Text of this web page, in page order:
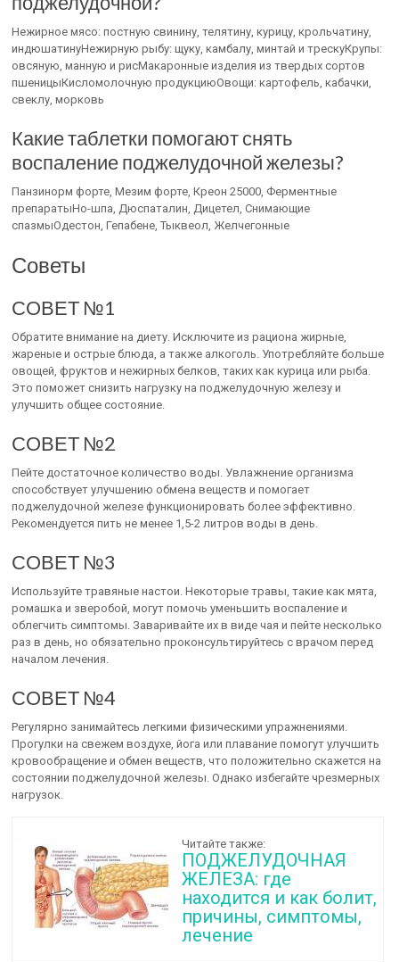
Нежирное мясо: постную свинину, телятину, курицу, крольчатину,
индюшатинуНежирную рыбу: щуку, камбалу, минтай и трескуКрупы:
овсяную, манную и рисМакаронные изделия из твердых сортов
пшеницыКисломолочную продукциюОвощи: картофель, кабачки,
свеклу, морковь
Какие таблетки помогают снять
воспаление поджелудочной железы?
Панзинорм форте, Мезим форте, Креон 25000, Ферментные
препаратыНо-шпа, Дюспаталин, Дицетел, Снимающие
спазмыОдестон, Гепабене, Тыквеол, Желчегонные
Советы
СОВЕТ №1
Обратите внимание на диету. Исключите из рациона жирные,
жареные и острые блюда, а также алкоголь. Употребляйте больше
овощей, фруктов и нежирных белков, таких как курица или рыба.
Это поможет снизить нагрузку на поджелудочную железу и
улучшить общее состояние.
СОВЕТ №2
Пейте достаточное количество воды. Увлажнение организма
способствует улучшению обмена веществ и помогает
поджелудочной железе функционировать более эффективно.
Рекомендуется пить не менее 1,5-2 литров воды в день.
СОВЕТ №3
Используйте травяные настои. Некоторые травы, такие как мята,
ромашка и зверобой, могут помочь уменьшить воспаление и
облегчить симптомы. Заваривайте их в виде чая и пейте несколько
раз в день, но обязательно проконсультируйтесь с врачом перед
началом лечения.
СОВЕТ №4
Регулярно занимайтесь легкими физическими упражнениями.
Прогулки на свежем воздухе, йога или плавание помогут улучшить
кровообращение и обмен веществ, что положительно скажется на
состоянии поджелудочной железы. Однако избегайте чрезмерных
нагрузок.
Читайте также:
ПОДЖЕЛУДОЧНАЯ
ЖЕЛЕЗА: где
находится и как болит,
причины, симптомы,
лечение